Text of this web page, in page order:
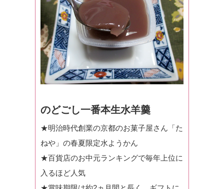
のどごし一番本生水羊羹
★明治時代創業の京都のお菓子屋さん「た
ねや」の春夏限定水ようかん
★百貨店のお中元ランキングで毎年上位に
入るほど人気